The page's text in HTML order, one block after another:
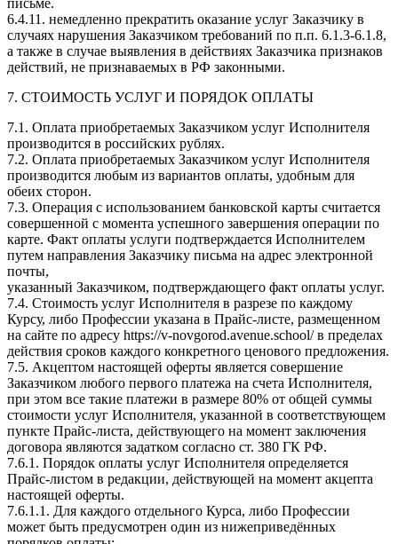
письме.
6.4.11. немедленно прекратить оказание услуг Заказчику в
случаях нарушения Заказчиком требований по п.п. 6.1.3-6.1.8,
а также в случае выявления в действиях Заказчика признаков
действий, не признаваемых в РФ законными.
7. СТОИМОСТЬ УСЛУГ И ПОРЯДОК ОПЛАТЫ
7.1. Оплата приобретаемых Заказчиком услуг Исполнителя
производится в российских рублях.
7.2. Оплата приобретаемых Заказчиком услуг Исполнителя
производится любым из вариантов оплаты, удобным для
обеих сторон.
7.3. Операция с использованием банковской карты считается
совершенной с момента успешного завершения операции по
карте. Факт оплаты услуги подтверждается Исполнителем
путем направления Заказчику письма на адрес электронной
почты,
указанный Заказчиком, подтверждающего факт оплаты услуг.
7.4. Стоимость услуг Исполнителя в разрезе по каждому
Курсу, либо Профессии указана в Прайс-листе, размещенном
на сайте по адресу https://v-novgorod.avenue.school/ в пределах
действия сроков каждого конкретного ценового предложения.
7.5. Акцептом настоящей оферты является совершение
Заказчиком любого первого платежа на счета Исполнителя,
при этом все такие платежи в размере 80% от общей суммы
стоимости услуг Исполнителя, указанной в соответствующем
пункте Прайс-листа, действующего на момент заключения
договора являются задатком согласно ст. 380 ГК РФ.
7.6.1. Порядок оплаты услуг Исполнителя определяется
Прайс-листом в редакции, действующей на момент акцепта
настоящей оферты.
7.6.1.1. Для каждого отдельного Курса, либо Профессии
может быть предусмотрен один из нижеприведённых